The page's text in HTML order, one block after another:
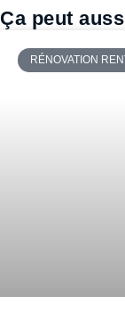
Ça peut
RÉNOVATION